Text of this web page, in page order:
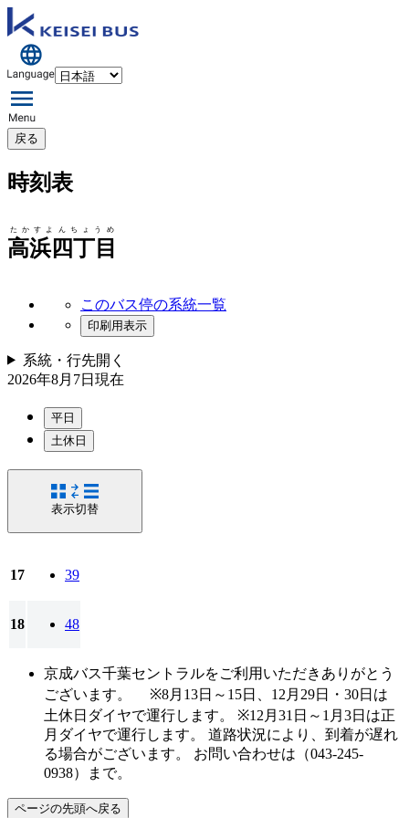
戻る
時刻表
高浜四丁目
たかすよんちょうめ
このバス停の系統一覧
印刷用表示
系統・行先開く
2026年8月7日 現在
平日
土休日
表示切替
17 39
18 48
京成バス千葉セントラルをご利用いただきありがとう
ございます。 ※8月13日～15日、12月29日・30日は
土休日ダイヤで運行します。 ※12月31日～1月3日は正
月ダイヤで運行します。 道路状況により、到着が遅れ
る場合がございます。 お問い合わせは（043-245-
0938）まで。
ページの先頭へ戻る